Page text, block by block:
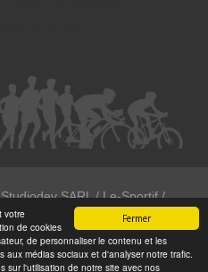
Fermer
votre
de cookies
de personnaliser le contenu et les
aux médias sociaux et d'analyser notre trafic.
sur l'utilisation de notre site avec nos
SARL / Le-Sportif /
réservées.
CNIL : 1999972